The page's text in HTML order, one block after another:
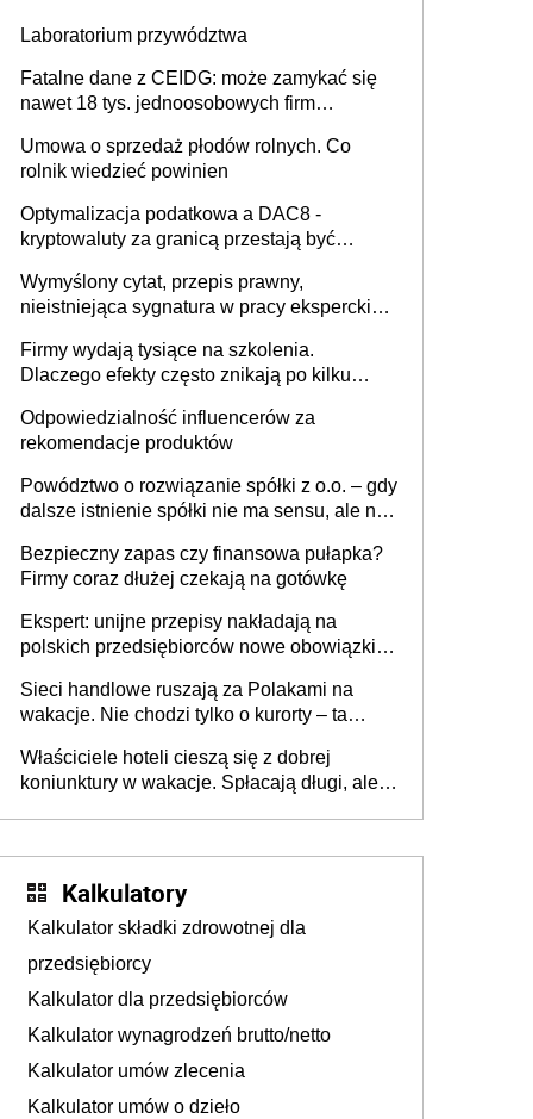
Laboratorium przywództwa
Fatalne dane z CEIDG: może zamykać się
nawet 18 tys. jednoosobowych firm
Umowa o sprzedaż płodów rolnych. Co
rolnik wiedzieć powinien
Optymalizacja podatkowa a DAC8 -
kryptowaluty za granicą przestają być
Wymyślony cytat, przepis prawny,
nieistniejąca sygnatura w pracy eksperckiej -
firmie
Firmy wydają tysiące na szkolenia.
Dlaczego efekty często znikają po kilku
Odpowiedzialność influencerów za
rekomendacje produktów
Powództwo o rozwiązanie spółki z o.o. – gdy
dalsze istnienie spółki nie ma sensu, ale nie
Bezpieczny zapas czy finansowa pułapka?
Firmy coraz dłużej czekają na gotówkę
Ekspert: unijne przepisy nakładają na
polskich przedsiębiorców nowe obowiązki w
Sieci handlowe ruszają za Polakami na
wakacje. Nie chodzi tylko o kurorty – ta
tam, gdzie wielu spędzi urlop po cichu
Właściciele hoteli cieszą się z dobrej
koniunktury w wakacje. Spłacają długi, ale
Kalkulatory
Kalkulator składki zdrowotnej dla
przedsiębiorcy
Kalkulator dla przedsiębiorców
Kalkulator wynagrodzeń brutto/netto
Kalkulator umów zlecenia
Kalkulator umów o dzieło